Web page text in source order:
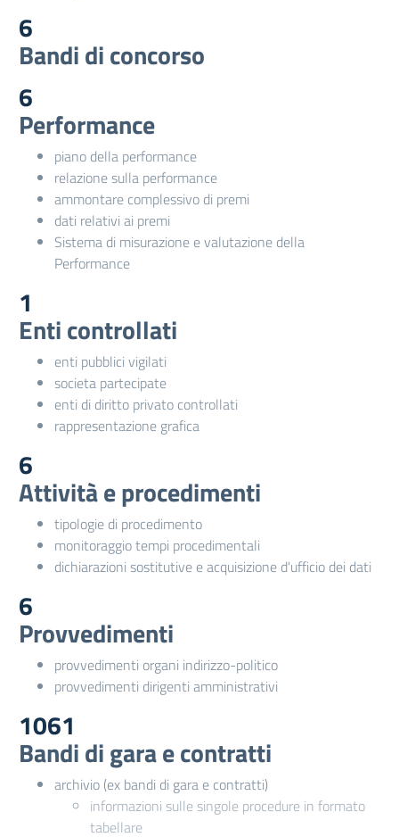
6
Bandi di concorso
6
Performance
piano della performance
relazione sulla performance
ammontare complessivo di premi
dati relativi ai premi
Sistema di misurazione e valutazione della
Performance
1
Enti controllati
enti pubblici vigilati
societa partecipate
enti di diritto privato controllati
rappresentazione grafica
6
Attività e procedimenti
tipologie di procedimento
monitoraggio tempi procedimentali
dichiarazioni sostitutive e acquisizione d'ufficio dei dati
6
Provvedimenti
provvedimenti organi indirizzo-politico
provvedimenti dirigenti amministrativi
1061
Bandi di gara e contratti
archivio (ex bandi di gara e contratti)
informazioni sulle singole procedure in formato
tabellare